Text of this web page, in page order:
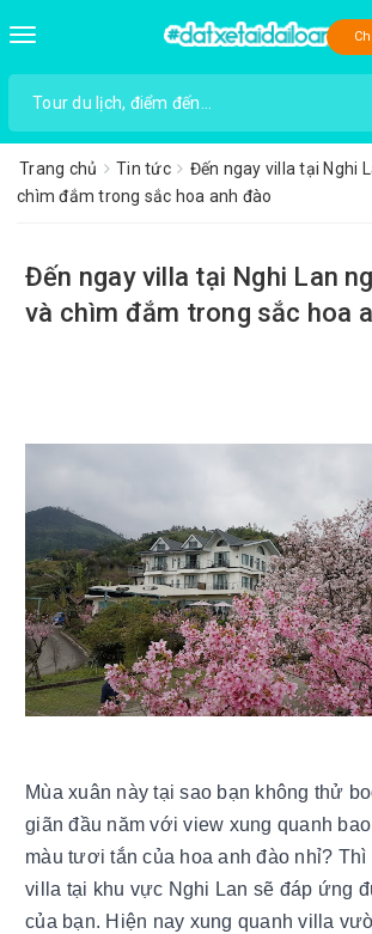
Toggle
Trang chủ Tin tức
Đến ngay villa tại Nghi
chìm đắm trong sắc hoa anh đào
Đến ngay villa tại Nghi Lan
và chìm đắm trong sắc hoa
Mùa xuân này tại sao bạn không thử
giãn đầu năm với view xung quanh
màu tươi tắn của hoa anh đào nhỉ? Thì
villa tại khu vực Nghi Lan sẽ đáp ứng
của bạn. Hiện nay xung quanh villa